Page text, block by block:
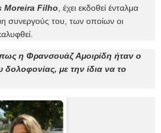
Moreira Filho , έχει εκδοθεί ένταλμα
συνεργούς του, των οποίων οι
η Φρανσουάζ Αμοιρίδη ήταν ο
δολοφονίας, με την ίδια να το